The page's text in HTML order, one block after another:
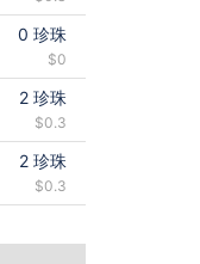
0 珍珠
$0
2珍珠
$0.3
2珍珠
$0.3